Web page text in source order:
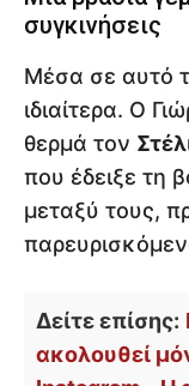
συγκινήσεις
Μέσα σε αυτό
ιδιαίτερα. Ο
θερμά τον
που έδειξε τη
μεταξύ τους,
Δείτε επίσης:
ακολουθεί